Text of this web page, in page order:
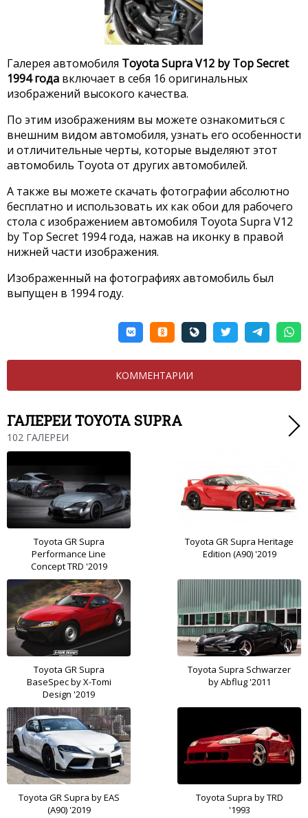
Галерея автомобиля Toyota Supra V12 by Top Secret
1994 года включает в себя 16 оригинальных
изображений высокого качества.
По этим изображениям вы можете ознакомиться с
внешним видом автомобиля, узнать его особенности
и отличительные черты, которые выделяют этот
автомобиль Toyota от других автомобилей.
А также вы можете скачать фотографии абсолютно
бесплатно и использовать их как обои для рабочего
стола с изображением автомобиля Toyota Supra V12
by Top Secret 1994 года, нажав на иконку в правой
нижней части изображения.
Изображенный на фотографиях автомобиль был
выпущен в 1994 году.
КОММЕНТАРИИ
ГАЛЕРЕИ TOYOTA SUPRA
102 ГАЛЕРЕИ
Toyota GR Supra
Performance Line
Concept TRD '2019
Toyota GR Supra Heritage
Edition (A90) '2019
Toyota GR Supra
BaseSpec by X-Tomi
Design '2019
Toyota Supra Schwarzer
by Abflug '2011
Toyota GR Supra by EAS
(A90) '2019
Toyota Supra by TRD
'1993